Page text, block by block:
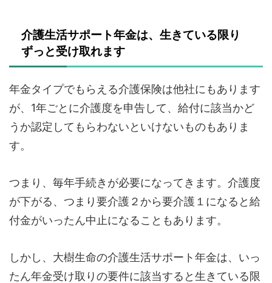
介護生活サポート年金は、生きている限り
ずっと受け取れます
年金タイプでもらえる介護保険は他社にもあります
が、1年ごとに介護度を申告して、給付に該当かど
うか認定してもらわないといけないものもありま
す。
つまり、毎年手続きが必要になってきます。介護度
が下がる、つまり要介護２から要介護１になると給
付金がいったん中止になることもあります。
しかし、大樹生命の介護生活サポート年金は、いっ
たん年金受け取りの要件に該当すると生きている限